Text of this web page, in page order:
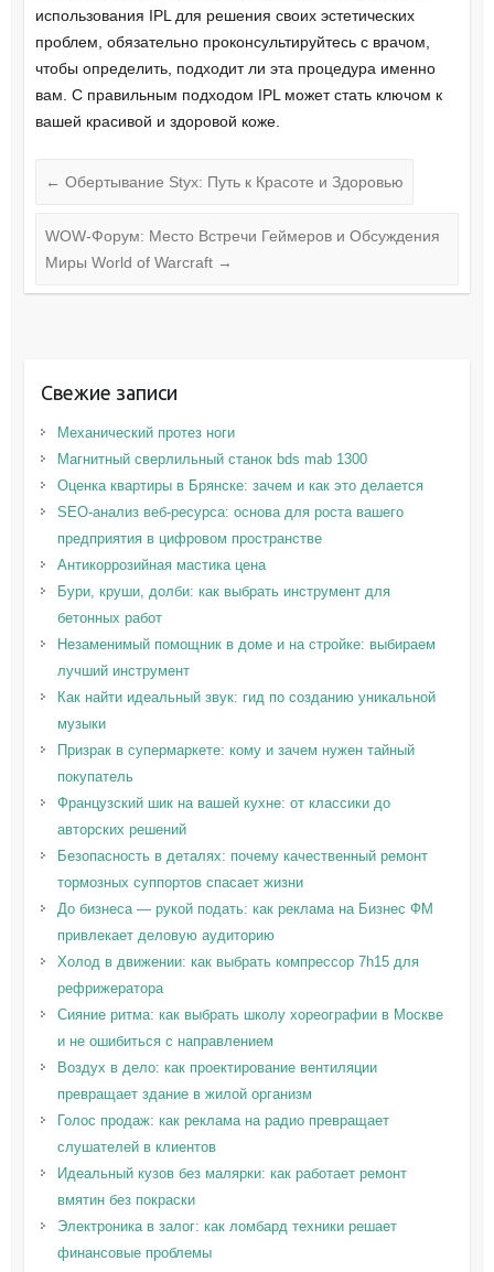
использования IPL для решения своих эстетических
проблем, обязательно проконсультируйтесь с врачом,
чтобы определить, подходит ли эта процедура именно
вам. С правильным подходом IPL может стать ключом к
вашей красивой и здоровой коже.
← Обертывание Styx: Путь к Красоте и Здоровью
WOW-Форум: Место Встречи Геймеров и Обсуждения
Миры World of Warcraft →
Свежие записи
Механический протез ноги
Магнитный сверлильный станок bds mab 1300
Оценка квартиры в Брянске: зачем и как это делается
SEO-анализ веб-ресурса: основа для роста вашего
предприятия в цифровом пространстве
Антикоррозийная мастика цена
Бури, круши, долби: как выбрать инструмент для
бетонных работ
Незаменимый помощник в доме и на стройке: выбираем
лучший инструмент
Как найти идеальный звук: гид по созданию уникальной
музыки
Призрак в супермаркете: кому и зачем нужен тайный
покупатель
Французский шик на вашей кухне: от классики до
авторских решений
Безопасность в деталях: почему качественный ремонт
тормозных суппортов спасает жизни
До бизнеса — рукой подать: как реклама на Бизнес ФМ
привлекает деловую аудиторию
Холод в движении: как выбрать компрессор 7h15 для
рефрижератора
Сияние ритма: как выбрать школу хореографии в Москве
и не ошибиться с направлением
Воздух в дело: как проектирование вентиляции
превращает здание в жилой организм
Голос продаж: как реклама на радио превращает
слушателей в клиентов
Идеальный кузов без малярки: как работает ремонт
вмятин без покраски
Электроника в залог: как ломбард техники решает
финансовые проблемы